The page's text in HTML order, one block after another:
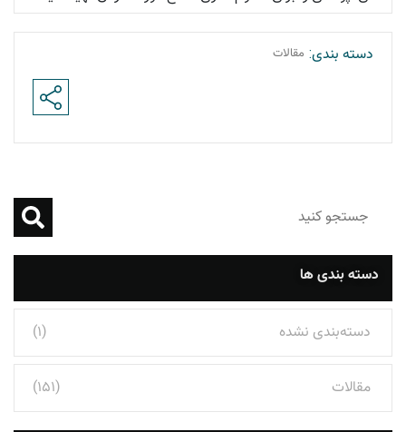
دسته بندی ها
دسته‌بندی نشده (1)
مقالات (151)
دسته بندی: مقالات